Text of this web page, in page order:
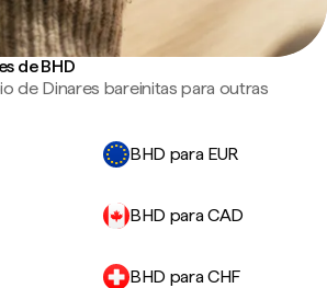
de BHD
de Dinares bareinitas para outras
BHD para EUR
BHD para CAD
BHD para CHF